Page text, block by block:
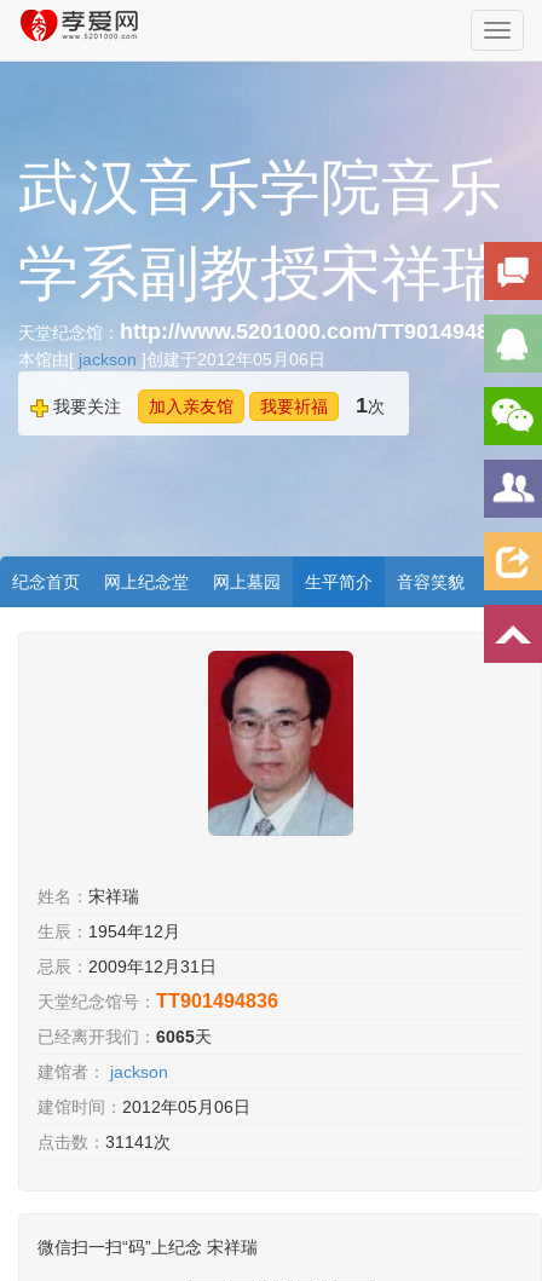
武汉音乐学院音乐
学系副教授宋祥瑞
天堂纪念馆： http://www.5201000.com/TT901494836
本馆由[ jackson ]创建于2012年05月06日
我要关注 加入亲友馆 我要祈福 1次
纪念首页 网上纪念堂 网上墓园 生平简介 音容笑貌
姓名： 宋祥瑞
生辰： 1954年12月
忌辰： 2009年12月31日
天堂纪念馆号： TT901494836
已经离开我们： 6065天
建馆者：
jackson
建馆时间： 2012年05月06日
点击数： 31141次
微信扫一扫“码”上纪念 宋祥瑞